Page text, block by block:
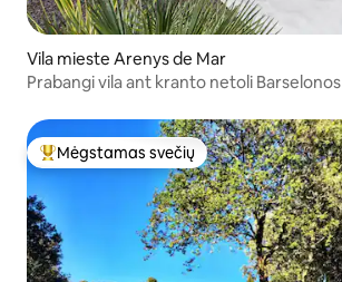
Vila mieste Arenys de Mar
Prabangi vila ant kranto netoli Barselonos
Svečių mėgstamiausias
Mėgstamas svečių